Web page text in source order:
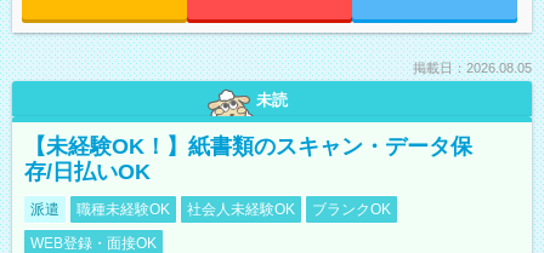
掲載日：2026.08.05
未読
【未経験OK！】紙書類のスキャン・データ保
存/日払いOK
派遣 職種未経験OK 社会人未経験OK
ブランクOK
WEB登録・面接OK